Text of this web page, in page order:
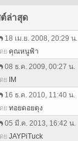
ล่าสุด
18 เม.ย. 2008, 20:29 น.
ย คุณหนูฟ้า
08 ธ.ค. 2009, 00:27 น.
ย IM
16 ธ.ค. 2010, 11:40 น.
ย ทอยดอยตุง
05 มี.ค. 2013, 16:42 น.
ย JAYPiTuck